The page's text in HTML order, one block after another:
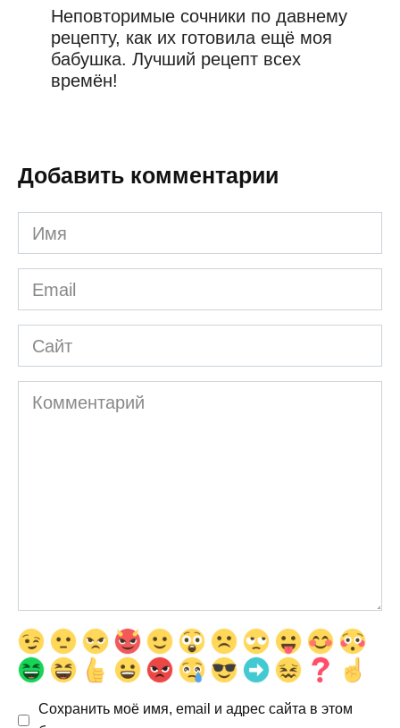
Неповторимые сочники по давнему
рецепту, как их готовила ещё моя
бабушка. Лучший рецепт всех
времён!
Добавить комментарии
Имя
*
Email
*
Сайт
Комментарий
Сохранить моё имя, email и адрес сайта в этом